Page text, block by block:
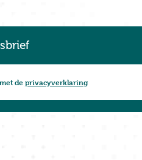
deprivacyverklaring